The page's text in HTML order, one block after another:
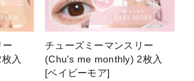
ー
入
チューズミーマンスリー
(Chu's me monthly) 2枚入
[ベイビーモア]